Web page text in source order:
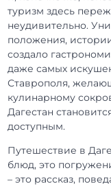
туризм здесь
неудивительно.
положения,
создало
даже самых
Ставрополя,
кулинарному
Дагестан
доступным.
Путешествие в
блюд, это
– это рассказ,